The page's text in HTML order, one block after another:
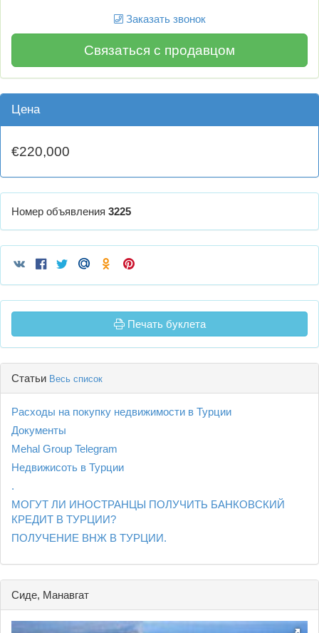
Заказать звонок
Связаться с продавцом
Цена
€220,000
Номер объявления 3225
Печать буклета
Статьи Весь список
Расходы на покупку недвижимости в Турции
Документы
Mehal Group Telegram
Недвижисоть в Турции
.
МОГУТ ЛИ ИНОСТРАНЦЫ ПОЛУЧИТЬ БАНКОВСКИЙ
КРЕДИТ В ТУРЦИИ?
ПОЛУЧЕНИЕ ВНЖ В ТУРЦИИ.
Сиде, Манавгат